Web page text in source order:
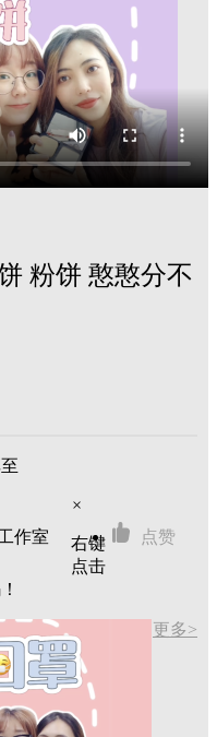
粉饼 憨憨分不
作室 点赞
×
右键
点击
更多>